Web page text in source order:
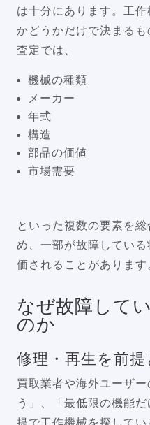
は十分にあります。工
かどうかだけで決まる
査定では、
機械の種類
メーカー
年式
構造
部品の価値
市場需要
といった複数の要素を
め、一部が故障してい
価されることがあります
なぜ故障して
のか
修理・再生を前
買取業者や海外ユーザ
う」、「最低限の機能